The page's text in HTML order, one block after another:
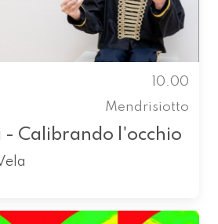
10.00
Mendrisiotto
- Calibrando l'occhio